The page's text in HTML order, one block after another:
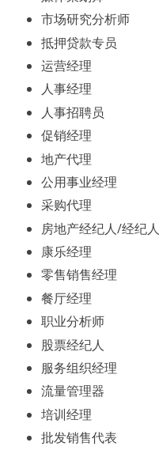
市场研究分析师
抵押贷款专员
运营经理
人事经理
人事招聘员
促销经理
地产代理
公用事业经理
采购代理
房地产经纪人/经纪人
康乐经理
零售销售经理
餐厅经理
职业分析师
股票经纪人
服务组织经理
流量管理器
培训经理
批发销售代表